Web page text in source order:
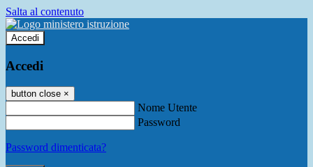
Salta al contenuto
Accedi
Accedi
button close ×
Nome Utente
Password
Password dimenticata?